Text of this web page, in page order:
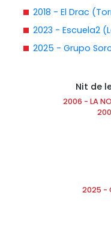
2018 - El Drac
2023 - Escuela2
2025 - Grupo
Nit de
2006 - LA
2025 -